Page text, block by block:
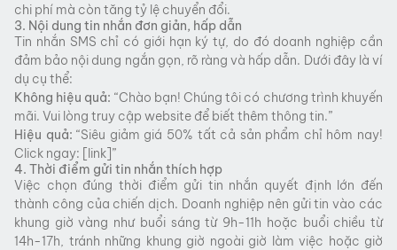
chi phí mà còn tăng tỷ lệ chuyển đổi.
3. Nội dung tin nhắn đơn giản, hấp dẫn
Tin nhắn SMS chỉ có giới hạn ký tự, do đó doanh nghiệp cần
đảm bảo nội dung ngắn gọn, rõ ràng và hấp dẫn. Dưới đây là ví
dụ cụ thể:
Không hiệu quả: “Chào bạn! Chúng tôi có chương trình khuyến
mãi. Vui lòng truy cập website để biết thêm thông tin.”
Hiệu quả: “Siêu giảm giá 50% tất cả sản phẩm chỉ hôm nay!
Click ngay: [link]”
4. Thời điểm gửi tin nhắn thích hợp
Việc chọn đúng thời điểm gửi tin nhắn quyết định lớn đến
thành công của chiến dịch. Doanh nghiệp nên gửi tin vào các
khung giờ vàng như buổi sáng từ 9h-11h hoặc buổi chiều từ
14h-17h, tránh những khung giờ ngoài giờ làm việc hoặc giờ